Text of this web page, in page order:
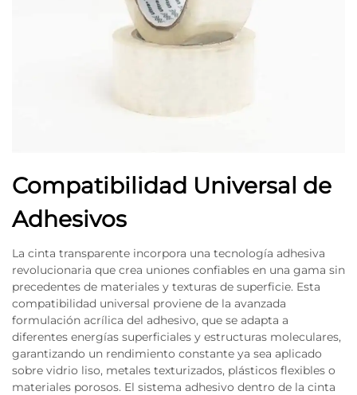
Compatibilidad Universal de
Adhesivos
La cinta transparente incorpora una tecnología adhesiva
revolucionaria que crea uniones confiables en una gama sin
precedentes de materiales y texturas de superficie. Esta
compatibilidad universal proviene de la avanzada
formulación acrílica del adhesivo, que se adapta a
diferentes energías superficiales y estructuras moleculares,
garantizando un rendimiento constante ya sea aplicado
sobre vidrio liso, metales texturizados, plásticos flexibles o
materiales porosos. El sistema adhesivo dentro de la cinta